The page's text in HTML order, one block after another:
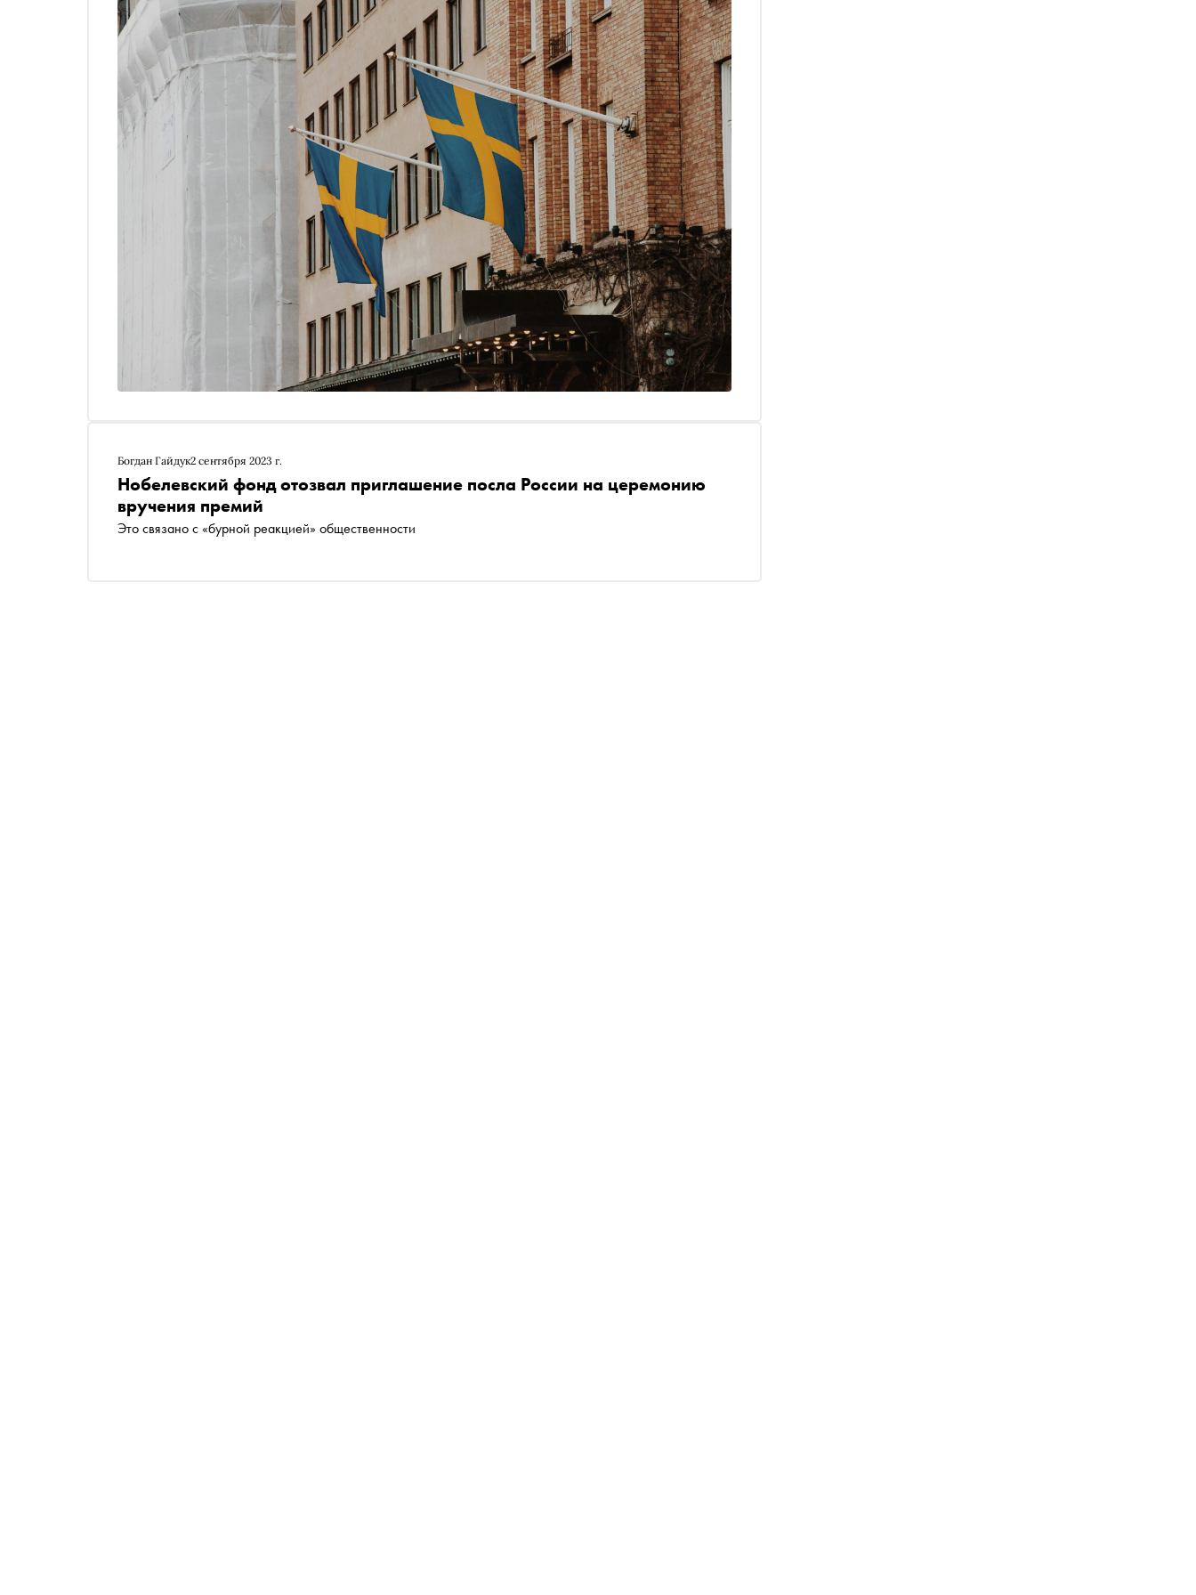
Богдан Гайдук2 сентября 2023 г.
Нобелевский фонд отозвал приглашение посла России на церемонию
вручения премий
Это связано с «бурной реакцией» общественности